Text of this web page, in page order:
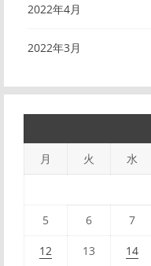
2022年4月
2022年3月
月 火 水
5 6 7
12 13 14